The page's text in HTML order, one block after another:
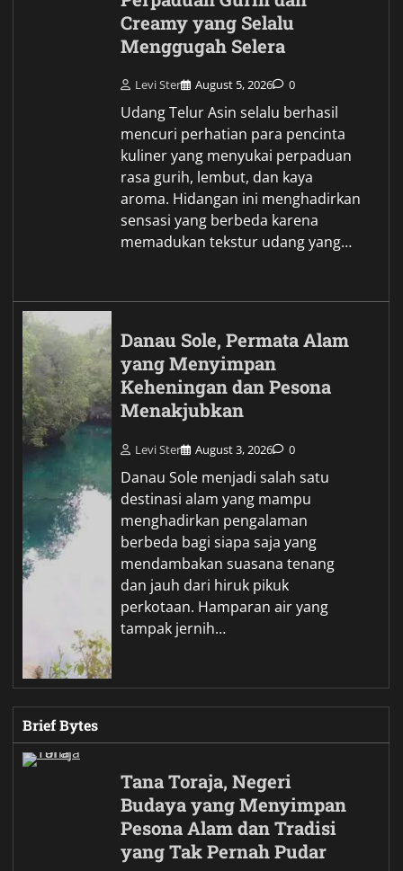
Creamy yang Selalu
Menggugah Selera
Levi Ster August 5, 2026 0
Udang Telur Asin selalu berhasil
mencuri perhatian para pencinta
kuliner yang menyukai perpaduan
rasa gurih, lembut, dan kaya
aroma. Hidangan ini menghadirkan
sensasi yang berbeda karena
memadukan tekstur udang yang…
Danau Sole, Permata Alam
yang Menyimpan
Keheningan dan Pesona
Menakjubkan
Levi Ster August 3, 2026 0
Danau Sole menjadi salah satu
destinasi alam yang mampu
menghadirkan pengalaman
berbeda bagi siapa saja yang
mendambakan suasana tenang
dan jauh dari hiruk pikuk
perkotaan. Hamparan air yang
tampak jernih…
Brief Bytes
Tana Toraja, Negeri
Budaya yang Menyimpan
Pesona Alam dan Tradisi
yang Tak Pernah Pudar